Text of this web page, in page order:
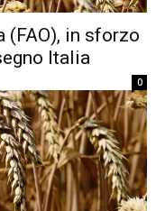
(FAO), in sforzo
Italia
0